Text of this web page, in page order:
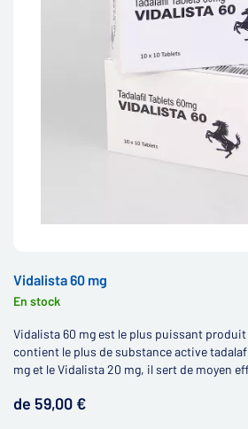
Vidalista 60 mg
En stock
Vidalista 60 mg est le plus puissant
contient le plus de substance active
mg et le Vidalista 20 mg, il sert de moyen
de 59,00 €